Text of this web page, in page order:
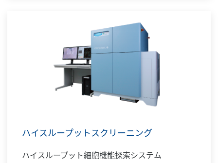
ハイスループットスクリーニング
ハイスループット細胞機能探索システム